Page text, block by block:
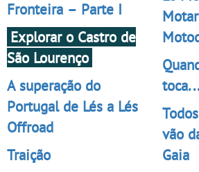
Fronteira – Parte I
Explorar o Castro de
São Lourenço
A superação do
Portugal de Lés a Lés
Offroad
Traição
vão
Gaia